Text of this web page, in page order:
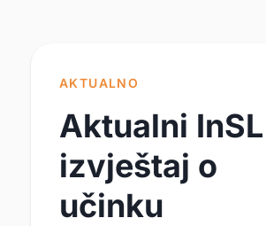
AKTUALNO
Aktualni InSL
izvještaj o
učinku